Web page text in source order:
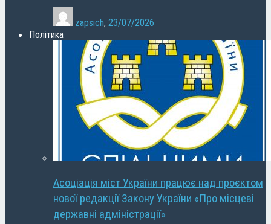
zapsich, 23/07/2026
Політика
Асоціація міст України працює над проєктом
нової редакції Закону України «Про місцеві
державні адміністрації»